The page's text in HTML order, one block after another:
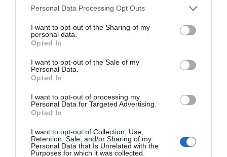
Personal Data Processing Opt Outs
I want to opt-out of the Sharing of my
personal data.
Opted In
I want to opt-out of the Sale of my
Personal Data.
Opted In
I want to opt-out of processing my
Personal Data for Targeted Advertising.
Opted In
I want to opt-out of Collection, Use,
Retention, Sale, and/or Sharing of my
Personal Data that Is Unrelated with the
Purposes for which it was collected.